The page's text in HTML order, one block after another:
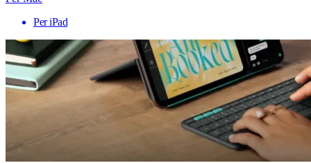
Per iPad